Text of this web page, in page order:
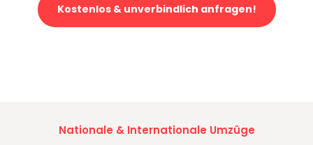
Kostenlos & unverbindlich anfragen!
Nationale & Internationale Umzüge